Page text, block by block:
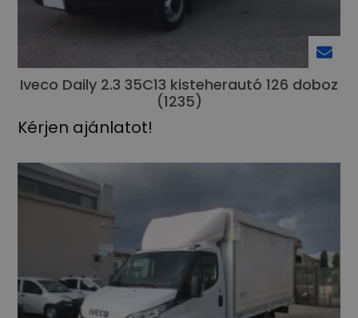
Iveco Daily 2.3 35C13 kisteherautó 126 doboz
(1235)
Kérjen ajánlatot!